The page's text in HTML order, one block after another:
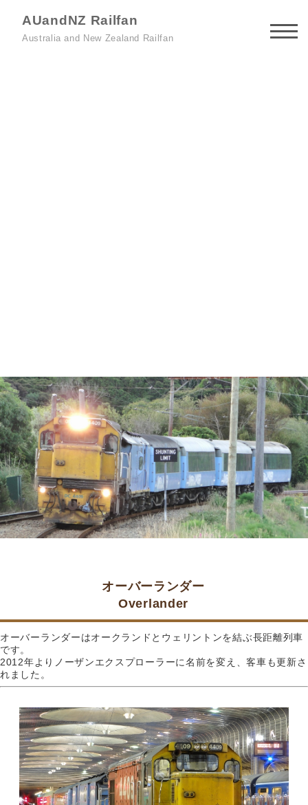
AUandNZ Railfan
Australia and New Zealand Railfan
オーバーランダー
Overlander
オーバーランダーはオークランドとウェリントンを結ぶ長距離列車
です。
2012年よりノーザンエクスプローラーに名前を変え、客車も更新さ
れました。